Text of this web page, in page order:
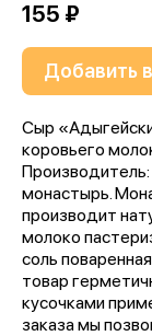
155 ₽
Добавить
Сыр
коровьего
монастырь.
производит
молоко
соль
товар
кусочками
заказа мы